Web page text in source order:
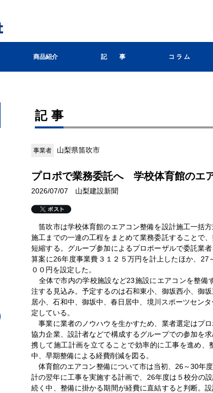
商品紹介 記 事 コ ラ ム
記事
事業者 山梨県笛吹市
プロポで業務委託へ 学校体育館のエ
2026/07/07 山梨建設新聞
笛吹市は学校体育館のエアコン整備を設計施工一括
施工までの一連の工程をまとめて業務委託することで
短縮する。グループ参加によるプロポーザルで委託業
算案に26年度事業費３１２５万円を計上したほか、27
００円を設定した。
全体で市内の学校施設など23施設にエアコンを整備
注する見込み。予定するのは石和東小、御坂西小、御
居小、石和中、御坂中、春日居中、境川スポーツセン
定している。
事業に業者のノウハウを生かすため、業者選定はプ
協力企業、設計者などで構成するグループでの参加を
携して施工計画を立てることで効率的に工事を進め
中、早期整備による経費削減を図る。
体育館のエアコン整備について市は当初、26～30年
計の翌年に工事を実施する計画で、26年度は５校分の
続く中、整備に掛かる期間が経費に直結すると判断。